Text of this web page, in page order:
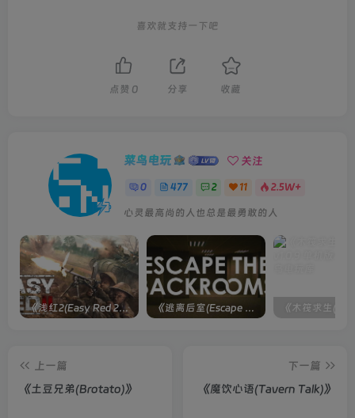
喜欢就支持一下吧
点赞 0 分享 收藏
菜鸟电玩 关注
0 477 2 11 2.5W+
心灵最高尚的人也总是最勇敢的人
《浅红2(Easy Red 2)》[v1.5.0] 整合全部淞沪会战-南京保卫战等DLCs 《逃离后室(Escape the Backrooms)》[Build 28012024]联机版
上一篇
《土豆兄弟(Brotato)》
下一篇
《魔饮心语(Tavern Talk)》